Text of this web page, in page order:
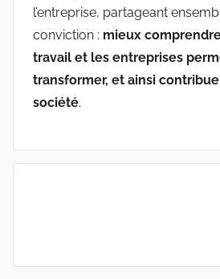
l’entreprise, partageant
conviction : mieux
travail et les entreprises
transformer, et ainsi
société.